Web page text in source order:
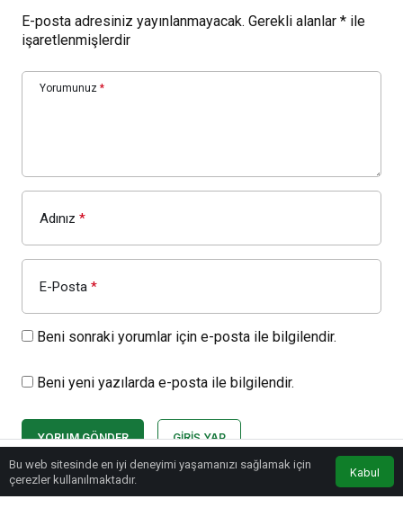
E-posta adresiniz yayınlanmayacak. Gerekli alanlar * ile
işaretlenmişlerdir
Yorumunuz *
Adınız *
E-Posta *
Beni sonraki yorumlar için e-posta ile bilgilendir.
Beni yeni yazılarda e-posta ile bilgilendir.
YORUM GÖNDER
GIRIŞ YAP
Bu web sitesinde en iyi deneyimi yaşamanızı sağlamak için
çerezler kullanılmaktadır.
Kabul